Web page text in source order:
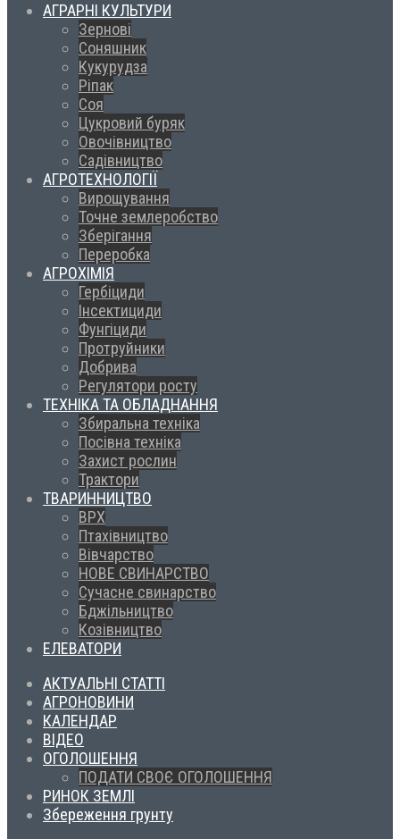
АГРАРНІ КУЛЬТУРИ
Зернові
Соняшник
Кукурудза
Ріпак
Соя
Цукровий буряк
Овочівництво
Садівництво
АГРОТЕХНОЛОГІЇ
Вирощування
Точне землеробство
Зберігання
Переробка
АГРОХІМІЯ
Гербіциди
Інсектициди
Фунгіциди
Протруйники
Добрива
Регулятори росту
ТЕХНІКА ТА ОБЛАДНАННЯ
Збиральна техніка
Посівна техніка
Захист рослин
Трактори
ТВАРИННИЦТВО
ВРХ
Птахівництво
Вівчарство
НОВЕ СВИНАРСТВО
Сучасне свинарство
Бджільництво
Козівництво
ЕЛЕВАТОРИ
АКТУАЛЬНІ СТАТТІ
АГРОНОВИНИ
КАЛЕНДАР
ВІДЕО
ОГОЛОШЕННЯ
ПОДАТИ СВОЄ ОГОЛОШЕННЯ
РИНОК ЗЕМЛІ
Збереження грунту